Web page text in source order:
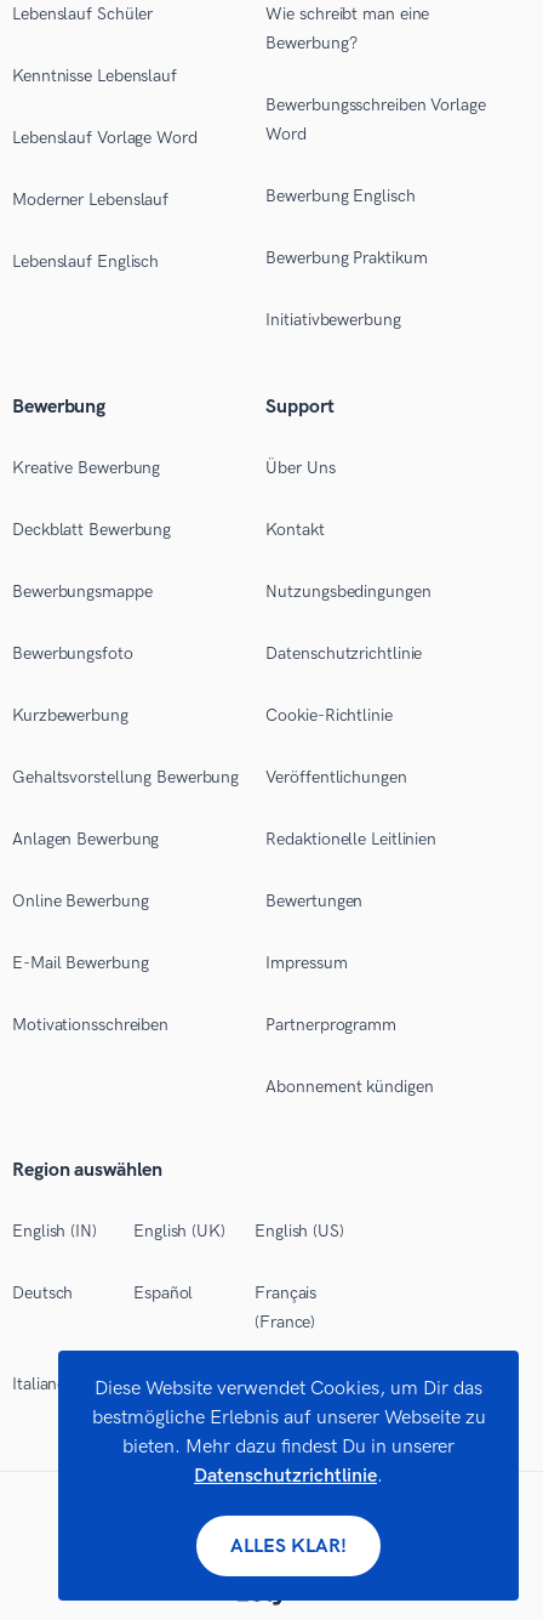
Lebenslauf Schüler
Kenntnisse Lebenslauf
Lebenslauf Vorlage Word
Moderner Lebenslauf
Lebenslauf Englisch
Wie schreibt man eine
Bewerbung?
Bewerbungsschreiben Vorlage
Word
Bewerbung Englisch
Bewerbung Praktikum
Initiativbewerbung
Bewerbung
Kreative Bewerbung
Deckblatt Bewerbung
Bewerbungsmappe
Bewerbungsfoto
Kurzbewerbung
Gehaltsvorstellung Bewerbung
Anlagen Bewerbung
Online Bewerbung
E-Mail Bewerbung
Motivationsschreiben
Support
Über Uns
Kontakt
Nutzungsbedingungen
Datenschutzrichtlinie
Cookie-Richtlinie
Veröffentlichungen
Redaktionelle Leitlinien
Bewertungen
Impressum
Partnerprogramm
Abonnement kündigen
Region auswählen
English (IN) English (UK) English (US)
Deutsch Español
Français
(France)
Italiano Polski
Português
(Brasil)
2026 Works Limited. Alle Rechte vorbehalten.
Diese Website verwendet Cookies, um Dir das
bestmögliche Erlebnis auf unserer Webseite zu
bieten. Mehr dazu findest Du in unserer
Datenschutzrichtlinie.
ALLES KLAR!